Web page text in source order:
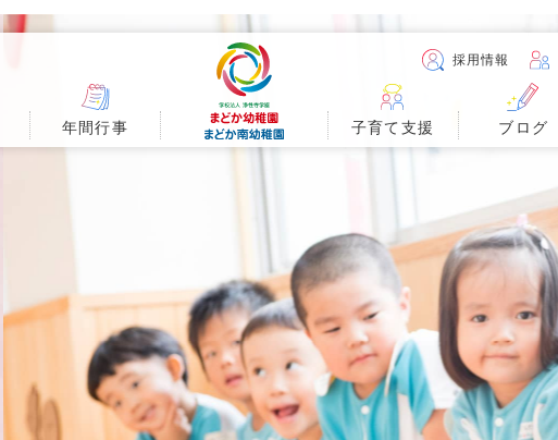
採用情報
年間行事 子育て支援 ブログ